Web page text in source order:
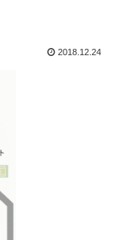
2018.12.24